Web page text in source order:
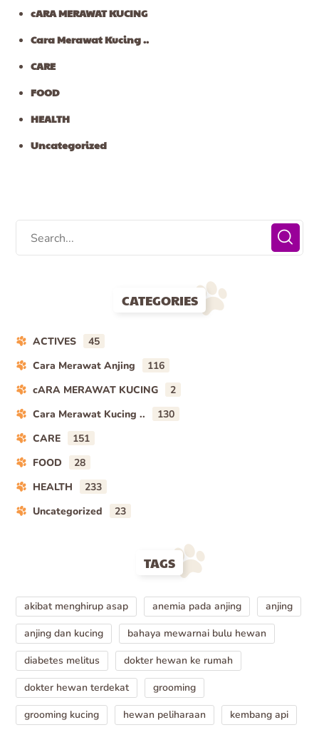
cARA MERAWAT KUCING
Cara Merawat Kucing ..
CARE
FOOD
HEALTH
Uncategorized
CATEGORIES
ACTIVES
45
Cara Merawat Anjing
116
cARA MERAWAT KUCING
2
Cara Merawat Kucing ..
130
CARE
151
FOOD
28
HEALTH
233
Uncategorized
23
TAGS
akibat menghirup asap anemia pada anjing
anjing
anjing dan kucing
bahaya mewarnai bulu hewan
diabetes melitus
dokter hewan ke rumah
dokter hewan terdekat
grooming
grooming kucing
hewan peliharaan
kembang api